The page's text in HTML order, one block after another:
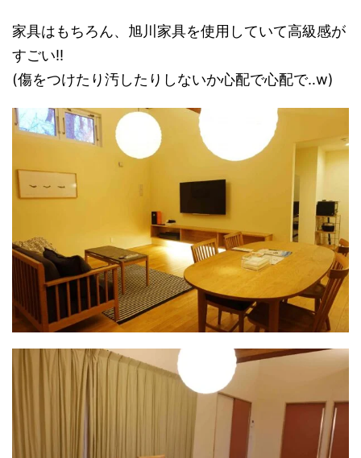
家具はもちろん、旭川家具を使用していて高級感が
すごい!!
(傷をつけたり汚したりしないか心配で心配で‥w)